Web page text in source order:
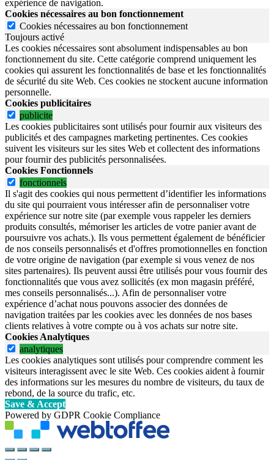
expérience de navigation.
Cookies nécessaires au bon fonctionnement
Cookies nécessaires au bon fonctionnement
Toujours activé
Les cookies nécessaires sont absolument indispensables au bon
fonctionnement du site. Cette catégorie comprend uniquement les
cookies qui assurent les fonctionnalités de base et les fonctionnalités
de sécurité du site Web. Ces cookies ne stockent aucune information
personnelle.
Cookies publicitaires
publicite
Les cookies publicitaires sont utilisés pour fournir aux visiteurs des
publicités et des campagnes marketing pertinentes. Ces cookies
suivent les visiteurs sur les sites Web et collectent des informations
pour fournir des publicités personnalisées.
Cookies Fonctionnels
fonctionnels
Il s'agit des cookies qui nous permettent d’identifier les informations
du site qui pourraient vous intéresser afin de personnaliser votre
expérience sur notre site (par exemple vous rappeler les derniers
produits consultés, mémoriser les articles de votre panier avant de
poursuivre vos achats.). Ils vous permettent également de bénéficier
de nos conseils personnalisés et d'offres promotionnelles en fonction
de votre origine de navigation (par exemple si vous venez de nos
sites partenaires). Ils peuvent aussi être utilisés pour vous fournir des
fonctionnalités que vous avez sollicités (ex mon magasin préféré,
mes conseils personnalisés...). Afin de personnaliser votre
expérience d’achat nous pouvons associer des données de
navigation traitées par les cookies avec les données de nos bases
clients relatives à votre compte ou à vos achats sur notre site.
Cookies Analytiques
analytiques
Les cookies analytiques sont utilisés pour comprendre comment les
visiteurs interagissent avec le site Web. Ces cookies aident à fournir
des informations sur les mesures du nombre de visiteurs, du taux de
rebond, de la source du trafic, etc.
Save & Accept
Powered by GDPR Cookie Compliance